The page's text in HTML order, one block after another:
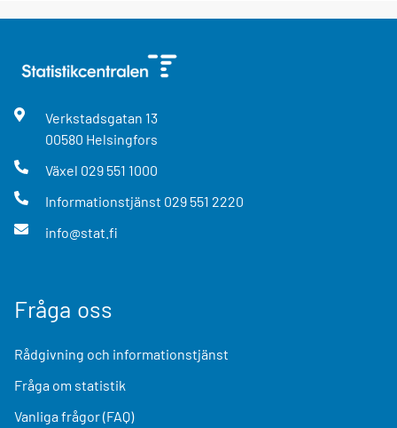
Verkstadsgatan 13
00580 Helsingfors
Växel 029 551 1000
Informationstjänst 029 551 2220
info@stat.fi
Fråga oss
Rådgivning och informationstjänst
Fråga om statistik
Vanliga frågor (FAQ)